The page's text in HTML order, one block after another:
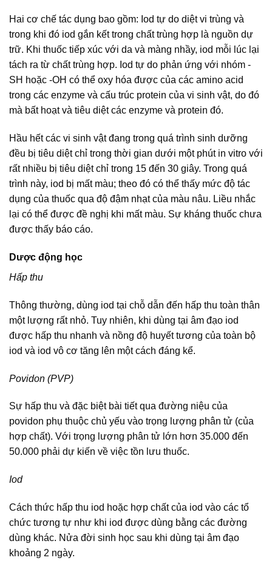
Hai cơ chế tác dụng bao gồm: Iod tự do diệt vi trùng và
trong khi đó iod gắn kết trong chất trùng hợp là nguồn dự
trữ. Khi thuốc tiếp xúc với da và màng nhầy, iod mỗi lúc lại
tách ra từ chất trùng hợp. Iod tự do phản ứng với nhóm -
SH hoặc -OH có thể oxy hóa được của các amino acid
trong các enzyme và cấu trúc protein của vi sinh vật, do đó
mà bất hoạt và tiêu diệt các enzyme và protein đó.
Hầu hết các vi sinh vật đang trong quá trình sinh dưỡng
đều bị tiêu diệt chỉ trong thời gian dưới một phút in vitro với
rất nhiều bị tiêu diệt chỉ trong 15 đến 30 giây. Trong quá
trình này, iod bị mất màu; theo đó có thể thấy mức độ tác
dụng của thuốc qua độ đậm nhạt của màu nâu. Liều nhắc
lại có thể được đề nghị khi mất màu. Sự kháng thuốc chưa
được thấy báo cáo.
Dược động học
Hấp thu
Thông thường, dùng iod tại chỗ dẫn đến hấp thu toàn thân
một lượng rất nhỏ. Tuy nhiên, khi dùng tại âm đạo iod
được hấp thu nhanh và nồng độ huyết tương của toàn bộ
iod và iod vô cơ tăng lên một cách đáng kể.
Povidon (PVP)
Sự hấp thu và đặc biệt bài tiết qua đường niệu của
povidon phụ thuộc chủ yếu vào trọng lượng phân tử (của
hợp chất). Với trọng lượng phân tử lớn hơn 35.000 đến
50.000 phải dự kiến về việc tồn lưu thuốc.
Iod
Cách thức hấp thu iod hoặc hợp chất của iod vào các tổ
chức tương tự như khi iod được dùng bằng các đường
dùng khác. Nửa đời sinh học sau khi dùng tại âm đạo
khoảng 2 ngày.